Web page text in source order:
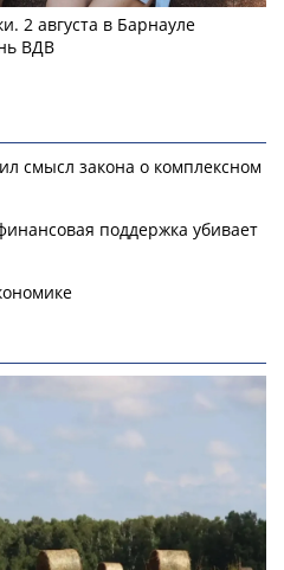
2 августа в Барнауле
ВДВ
смысл закона о комплексном
поддержка убивает